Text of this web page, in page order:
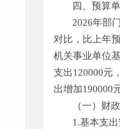
四、预算
2026年部
对比，比上年
机关事业单位
支出120000元
出增加190000元
（一）财
1.基本支出